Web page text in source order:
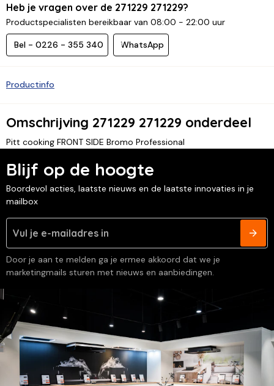
Heb je vragen over de 271229 271229?
Productspecialisten bereikbaar van 08:00 - 22:00 uur
Bel - 0226 - 355 340 WhatsApp
Productinfo
Omschrijving 271229 271229 onderdeel
Pitt cooking FRONT SIDE Bromo Professional
Blijf op de hoogte
Boordevol acties, laatste nieuws en de laatste innovaties in je
mailbox
Door je aan te melden ga je ermee akkoord dat we je
marketingmails sturen met nieuws en aanbiedingen.